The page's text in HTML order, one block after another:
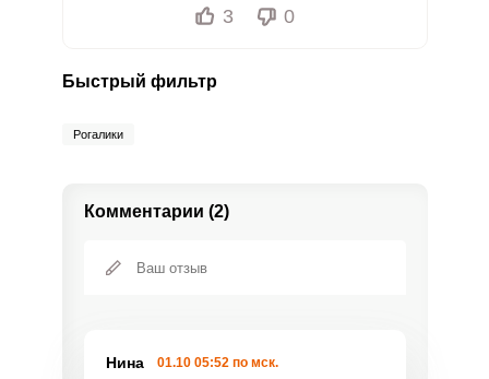
3 0
Быстрый фильтр
Рогалики
Комментарии (2)
Нина 01.10 05:52 по мск.